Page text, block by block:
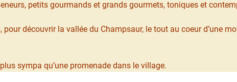
petits gourmands et grands gourmets, toniques et
découvrir la vallée du Champsaur, le tout au coeur d’une
sympa qu’une promenade dans le village.